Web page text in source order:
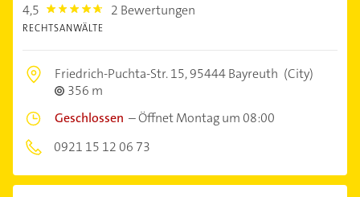
4,5 4.5 2 Bewertungen
RECHTSANWÄLTE
Friedrich-Puchta-Str. 15,95444 Bayreuth (City)
356 m
Geschlossen –Öffnet Montag um 08:00
0921 15 12 06 73